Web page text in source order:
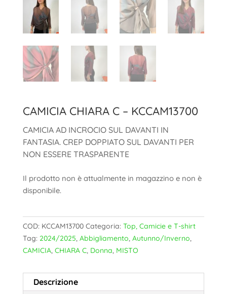
CAMICIA CHIARA C – KCCAM13700
CAMICIA AD INCROCIO SUL DAVANTI IN
FANTASIA. CREP DOPPIATO SUL DAVANTI PER
NON ESSERE TRASPARENTE
Il prodotto non è attualmente in magazzino e non è
disponibile.
COD: KCCAM13700 Categoria: Top, Camicie e T-shirt
Tag: 2024/2025, Abbigliamento, Autunno/Inverno,
CAMICIA, CHIARA C, Donna, MISTO
Descrizione